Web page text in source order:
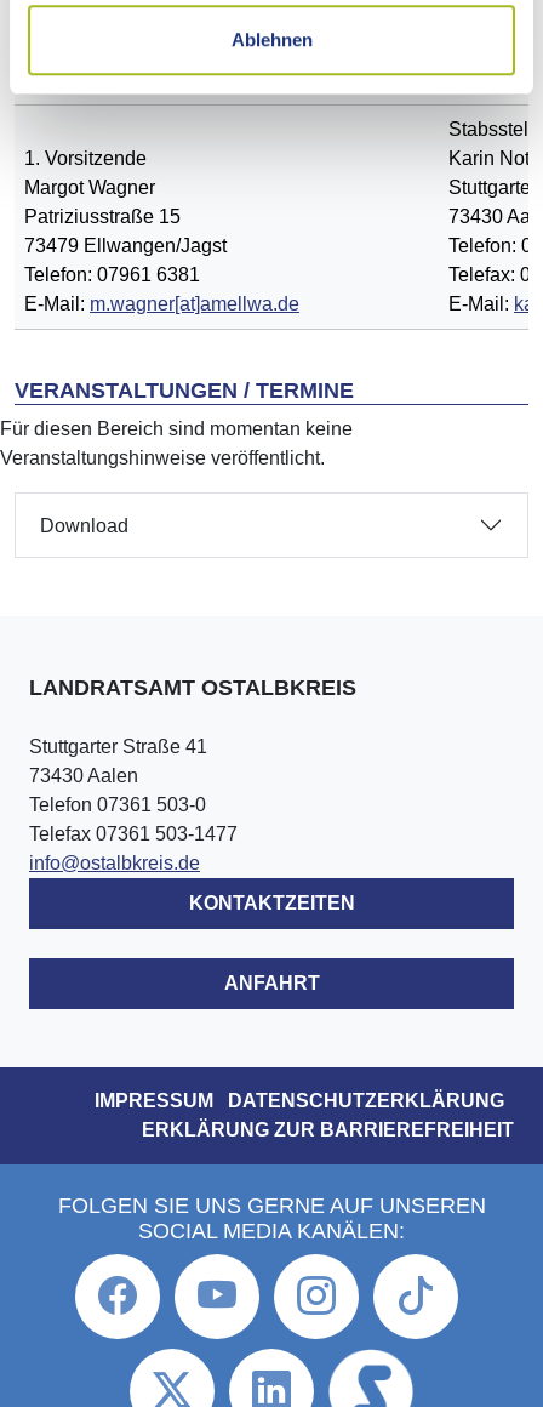
Ablehnen
Kreisseniorenrat Ostalb e.V.
1. Vorsitzende
Margot Wagner
Patriziusstraße 15
73479 Ellwangen/Jagst
Telefon: 07961 6381
E-Mail: m.wagner[at]amellwa.de
Karin
73430
Telefon:
Telefax:
E-Mail:
VERANSTALTUNGEN / TERMINE
Für diesen Bereich sind momentan keine
Veranstaltungshinweise veröffentlicht.
Download
LANDRATSAMT OSTALBKREIS
Stuttgarter Straße 41
73430 Aalen
Telefon 07361 503-0
Telefax 07361 503-1477
info@ostalbkreis.de
KONTAKTZEITEN
ANFAHRT
IMPRESSUM
DATENSCHUTZERKLÄRUNG
ERKLÄRUNG ZUR BARRIEREFREIHEIT
FOLGEN SIE UNS GERNE AUF UNSEREN
SOCIAL MEDIA KANÄLEN: